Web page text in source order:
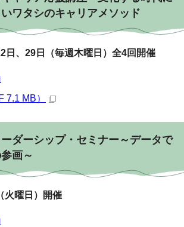
ワタシのキャリアメソッド
日、29日（毎週木曜日）全4回開催
7.1 MB）
ダーシップ・セミナー～データで
画～
火曜日）開催